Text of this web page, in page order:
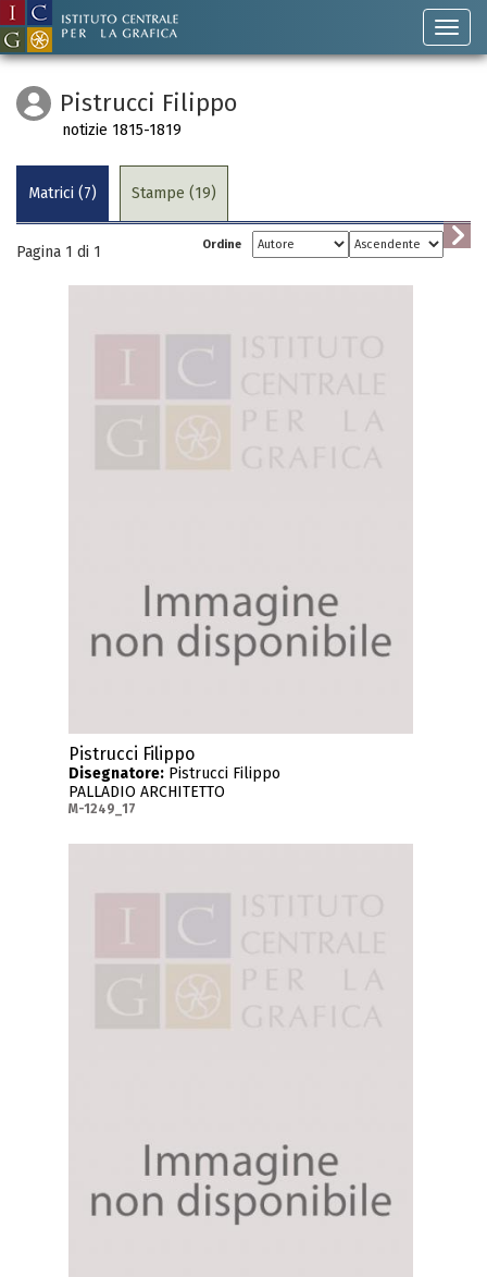
Pistrucci Filippo
notizie 1815-1819
Matrici (7) Stampe (19)
Pagina 1 di 1 Ordine
Pistrucci Filippo
Disegnatore: Pistrucci Filippo
PALLADIO ARCHITETTO
M-1249_17